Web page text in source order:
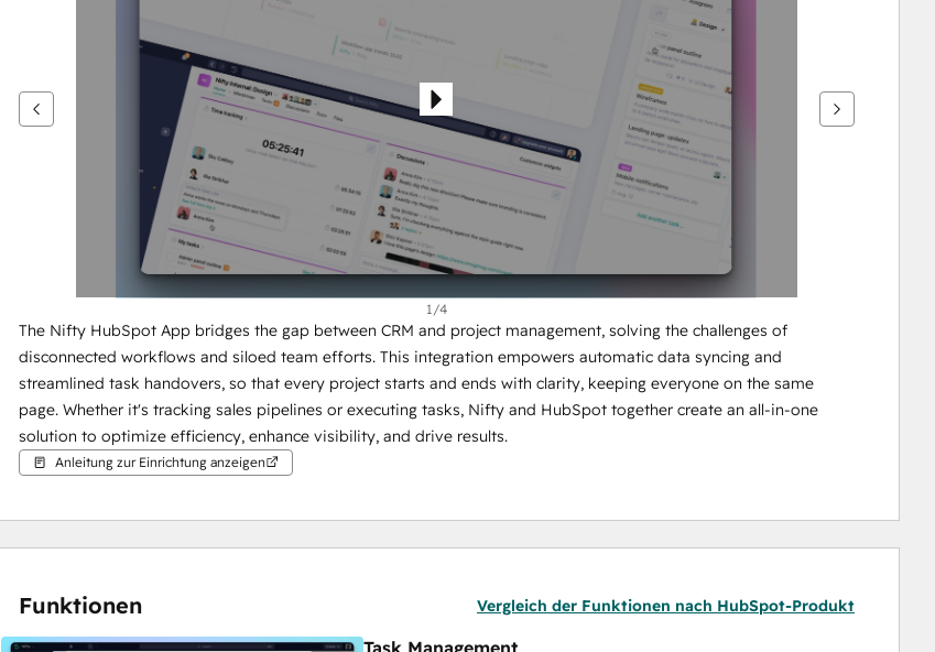
anzuzeigen
1/4
The Nifty HubSpot App bridges the gap between CRM and project management, solving the challenges of
disconnected workflows and siloed team efforts. This integration empowers automatic data syncing and
streamlined task handovers, so that every project starts and ends with clarity, keeping everyone on the same
page. Whether it's tracking sales pipelines or executing tasks, Nifty and HubSpot together create an all-in-one
solution to optimize efficiency, enhance visibility, and drive results.
Anleitung zur Einrichtung anzeigen
Funktionen Vergleich der Funktionen nach HubSpot-Produkt
Task Management